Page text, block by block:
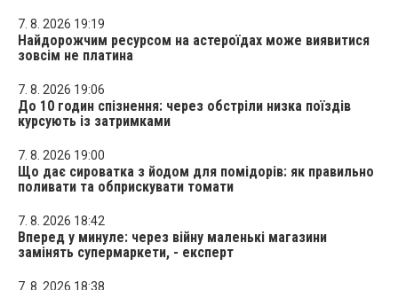
7. 8. 2026 19:19
Найдорожчим ресурсом на астероїдах може виявитися
зовсім не платина
7. 8. 2026 19:06
До 10 годин спізнення: через обстріли низка поїздів
курсують із затримками
7. 8. 2026 19:00
Що дає сироватка з йодом для помідорів: як правильно
поливати та обприскувати томати
7. 8. 2026 18:42
Вперед у минуле: через війну маленькі магазини
замінять супермаркети, - експерт
7. 8. 2026 18:38